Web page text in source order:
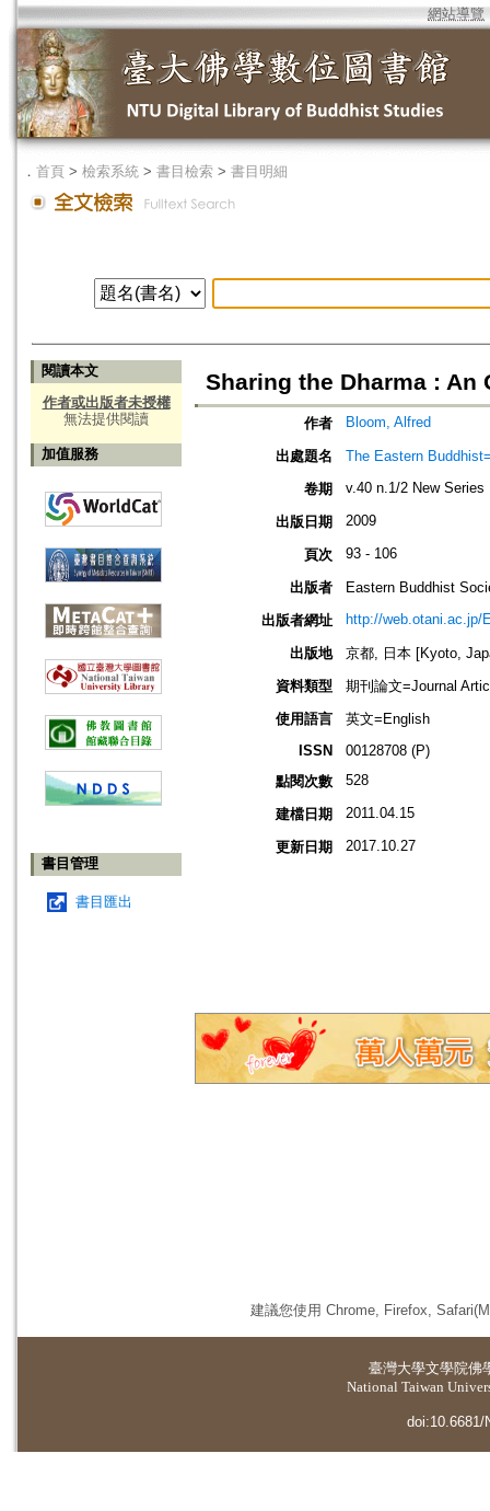
網站導覽
． 首頁 > 檢索系統 > 書目檢索 > 書目明細
閱讀本文
作者或出版者未授權
無法提供閱讀
加值服務
書目管理
書目匯出
Sharing the Dharma : An
作者 Bloom, Alfred
出處題名
The Eastern
卷期
v.40 n.1/2 New Series
出版日期 2009
頁次 93 - 106
出版者
Eastern Buddhist
出版者網址
http://web.otani.ac.jp/
出版地
京都, 日本 [Kyoto,
資料類型
期刊論文=Journal
使用語言
英文=English
ISSN
00128708 (P)
點閱次數
528
建檔日期 2011.04.15
更新日期 2017.10.27
建議您使用 Chrome, Firefox,
臺灣大學文學院佛
National Taiwan
doi:10.6681/